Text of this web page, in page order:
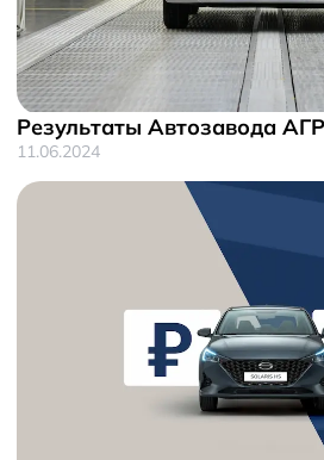
Результаты Автозавода
11.06.2024